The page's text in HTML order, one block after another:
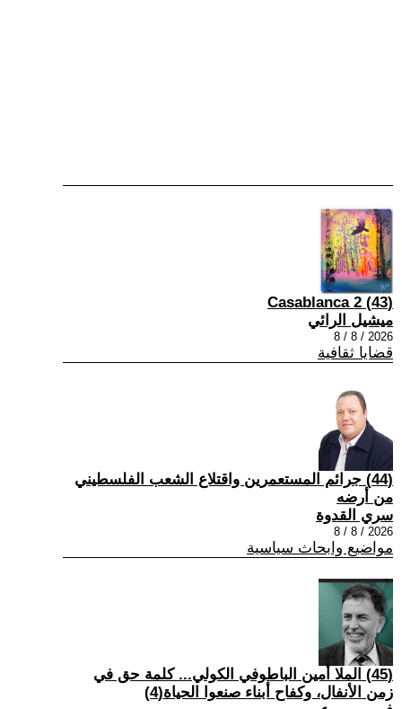
(43) Casablanca 2
ميشيل الرائي
2026 / 8 / 8
قضايا ثقافية
(44) جرائم المستعمرين واقتلاع الشعب الفلسطيني
من أرضه
سري القدوة
2026 / 8 / 8
مواضيع وابحاث سياسية
(45) الملا أمين الباطوفي الكولي... كلمة حق في
زمن الأنفال، وكفاح أبناء صنعوا الحياة(4)